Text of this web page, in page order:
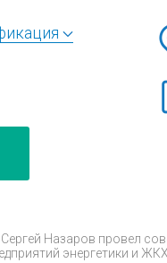
Назаров провел
энергетики и ЖКХ